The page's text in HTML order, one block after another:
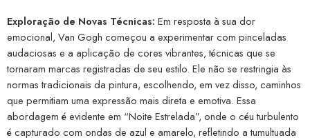
Exploração de Novas Técnicas: Em resposta à sua dor
emocional, Van Gogh começou a experimentar com pinceladas
audaciosas e a aplicação de cores vibrantes, técnicas que se
tornaram marcas registradas de seu estilo. Ele não se restringia às
normas tradicionais da pintura, escolhendo, em vez disso, caminhos
que permitiam uma expressão mais direta e emotiva. Essa
abordagem é evidente em “Noite Estrelada”, onde o céu turbulento
é capturado com ondas de azul e amarelo, refletindo a tumultuada